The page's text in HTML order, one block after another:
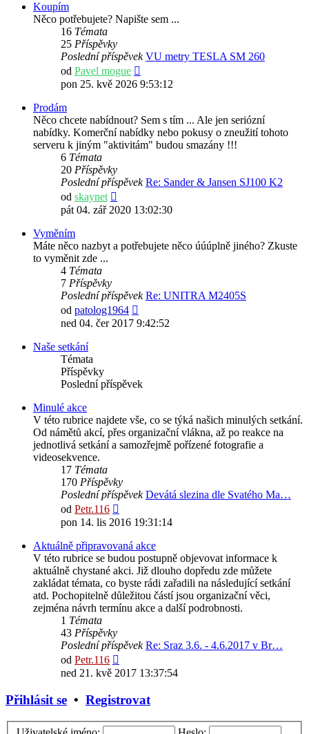
Koupím
Něco potřebujete? Napište sem ...
16 Témata
25 Příspěvky
Poslední příspěvek VU metry TESLA SM 260
od Pavel mogue
poslední
pon 25. kvě 2026 9:53:12
Prodám
Něco chcete nabídnout? Sem s tím ... Ale jen seriózní
nabídky. Komerční nabídky nebo pokusy o zneužití tohoto
serveru k jiným "aktivitám" budou smazány !!!
6 Témata
20 Příspěvky
Poslední příspěvek Re: Sander & Jansen SJ100 K2
od skaynet
poslední
pát 04. zář 2020 13:02:30
Vyměním
Máte něco nazbyt a potřebujete něco úúúplně jiného? Zkuste
to vyměnit zde ...
4 Témata
7 Příspěvky
Poslední příspěvek Re: UNITRA M2405S
od patolog1964
poslední
ned 04. čer 2017 9:42:52
Naše setkání
Témata
Příspěvky
Poslední příspěvek
Minulé akce
V této rubrice najdete vše, co se týká našich minulých setkání.
Od námětů akcí, přes organizační vlákna, až po reakce na
jednotlivá setkání a samozřejmě pořízené fotografie a
videosekvence.
17 Témata
170 Příspěvky
Poslední příspěvek Devátá slezina dle Svatého Ma…
od Petr.116
poslední
pon 14. lis 2016 19:31:14
Aktuálně připravovaná akce
V této rubrice se budou postupně objevovat informace k
aktuálně chystané akci. Již dlouho dopředu zde můžete
zakládat témata, co byste rádi zařadili na následující setkání
atd. Pochopitelně důležitou částí jsou organizační věci,
zejména návrh termínu akce a další podrobnosti.
1 Témata
43 Příspěvky
Poslední příspěvek Re: Sraz 3.6. - 4.6.2017 v Br…
od Petr.116
poslední
ned 21. kvě 2017 13:37:54
Přihlásit se • Registrovat